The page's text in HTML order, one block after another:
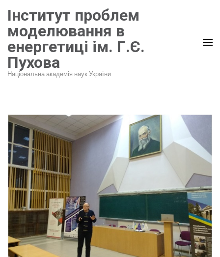
до
вмісту
(натисніть
Enter)
Інститут проблем
моделювання в
енергетиці ім. Г.Є.
Пухова
Національна академія наук України